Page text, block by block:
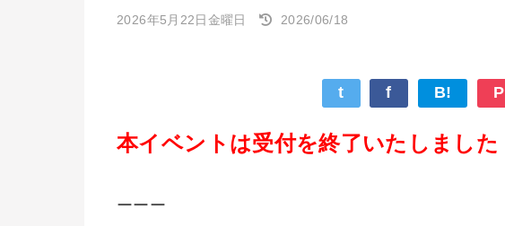
2026年5月22日金曜日 2026/06/18
t f B! P
本イベントは受付を終了いたしました
ーーー